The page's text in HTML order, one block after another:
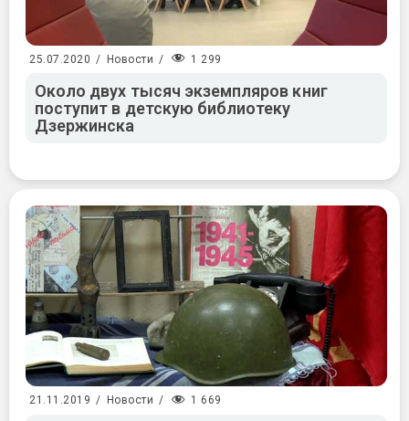
25.07.2020 / Новости / 1 299
Около двух тысяч экземпляров книг
поступит в детскую библиотеку
Дзержинска
21.11.2019 / Новости / 1 669